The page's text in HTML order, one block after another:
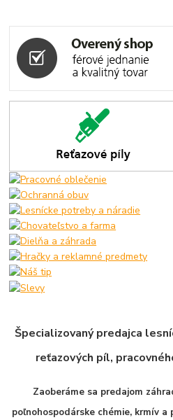
Špecializovaný predajca
reťazových píl,
Zaoberáme sa predajom
poľnohospodárske chémie, krmív